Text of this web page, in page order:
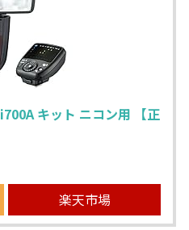
キット ニコン用 【正
楽天市場